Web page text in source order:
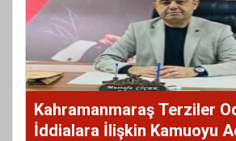
Kahramanmaraş Terziler
İddialara İlişkin Kamuoyu